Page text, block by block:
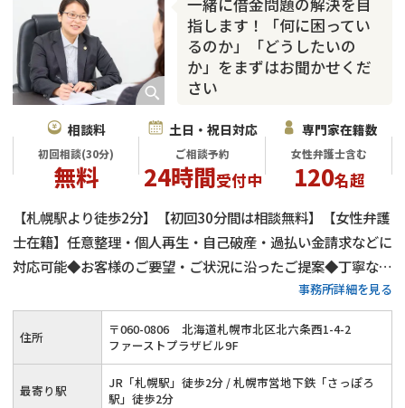
一緒に借金問題の解決を目
指します！「何に困ってい
るのか」「どうしたいの
か」をまずはお聞かせくだ
さい
相談料
初回相談(30分)
無料
土日・祝日対応
ご相談予約
24時間受付中
専門家在籍数
女性弁護士含む
120名超
【札幌駅より徒歩2分】【初回30分間は相談無料】【女性弁護
士在籍】任意整理・個人再生・自己破産・過払い金請求などに
対応可能◆お客様のご要望・ご状況に沿ったご提案◆丁寧なヒ
アリングとわかりやすい説明◆多重債務や自転車操業など、お
客様の借金問題を解決できるようしっかりとサポートさせてい
ただきます。
事務所詳細を見る
住所 〒060-0806
北海道札幌市北区北六条西1-4-2
ファーストプラザビル9F
最寄り駅
JR「札幌駅」徒歩2分 / 札幌市営地下鉄「さっぽろ
駅」徒歩2分